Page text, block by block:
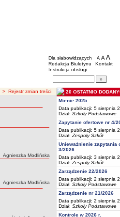
BIP - Oświata
Menu dodatkowe
Dla słabowidzących A A A
Redakcja Biuletynu
Kontakt
Instrukcja obsługi
Wyszukiwarka artykułów
> Rejestr zmian treści
Autor:
Agnieszka Modlińska
Autor:
Agnieszka Modlińska
20 OSTATNIO
Mienie 2025
Data publikacji: 5 sierpnia
Dział: Szkoły Podstawowe
Zapytanie ofertowe nr 4/
Data publikacji: 5 sierpnia
Dział: Zespoły Szkół
Unieważnienie zapytania
3/2026
Data publikacji: 3 sierpnia
Dział: Zespoły Szkół
Zarządzenie 22/2026
Data publikacji: 2 sierpnia
Dział: Szkoły Podstawowe
Zarządzenie nr 21/2026
Data publikacji: 2 sierpnia
Dział: Szkoły Podstawowe
Kontrole w 2026 r.